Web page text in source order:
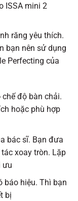
ISSA mini 2
răng yêu thích.
bạn nên sử dụng
Perfecting của
độ bàn chải.
hoặc phù hợp
bác sĩ. Bạn đưa
xoay tròn. Lặp
ưu
báo hiệu. Thì bạn
bị